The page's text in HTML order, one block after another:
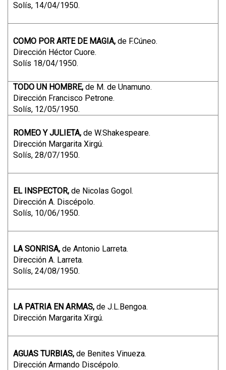
Solís, 14/04/1950.
COMO POR ARTE DE MAGIA, de F.Cúneo.
Dirección Héctor Cuore.
Solís 18/04/1950.
TODO UN HOMBRE, de M. de Unamuno.
Dirección Francisco Petrone.
Solís, 12/05/1950.
ROMEO Y JULIETA, de W.Shakespeare.
Dirección Margarita Xirgú.
Solís, 28/07/1950.
EL INSPECTOR, de Nicolas Gogol.
Dirección A. Discépolo.
Solís, 10/06/1950.
LA SONRISA, de Antonio Larreta.
Dirección A. Larreta.
Solís, 24/08/1950.
LA PATRIA EN ARMAS, de J.L.Bengoa.
Dirección Margarita Xirgú.
AGUAS TURBIAS, de Benites Vinueza.
Dirección Armando Discépolo.